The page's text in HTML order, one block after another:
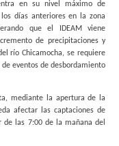
en su nivel máximo de
días anteriores en la zona
que el IDEAM viene
de precipitaciones y
río Chicamocha, se requiere
eventos de desbordamiento
mediante la apertura de la
afectar las captaciones de
las 7:00 de la mañana del